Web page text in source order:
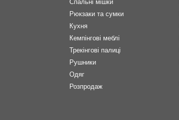
Спальні мішки
Рюкзаки та сумки
Кухня
Кемпінгові меблі
Трекінгові палиці
Рушники
Одяг
Розпродаж